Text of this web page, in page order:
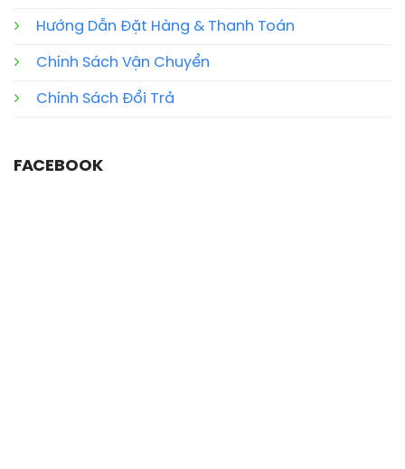
Hướng Dẫn Đặt Hàng & Thanh Toán
Chính Sách Vận Chuyển
Chính Sách Đổi Trả
FACEBOOK